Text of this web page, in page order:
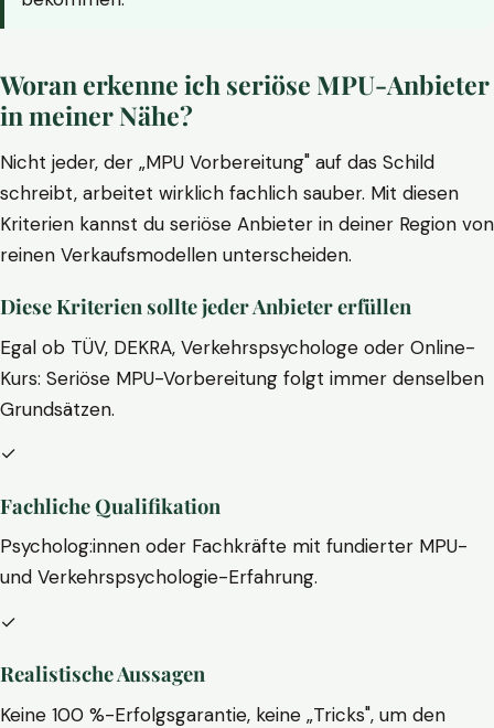
Woran erkenne ich seriöse MPU-Anbieter
in meiner Nähe?
Nicht jeder, der „MPU Vorbereitung" auf das Schild
schreibt, arbeitet wirklich fachlich sauber. Mit diesen
Kriterien kannst du seriöse Anbieter in deiner Region von
reinen Verkaufsmodellen unterscheiden.
Diese Kriterien sollte jeder Anbieter erfüllen
Egal ob TÜV, DEKRA, Verkehrspsychologe oder Online-
Kurs: Seriöse MPU-Vorbereitung folgt immer denselben
Grundsätzen.
✓
Fachliche Qualifikation
Psycholog:innen oder Fachkräfte mit fundierter MPU-
und Verkehrspsychologie-Erfahrung.
✓
Realistische Aussagen
Keine 100 %-Erfolgsgarantie, keine „Tricks", um den